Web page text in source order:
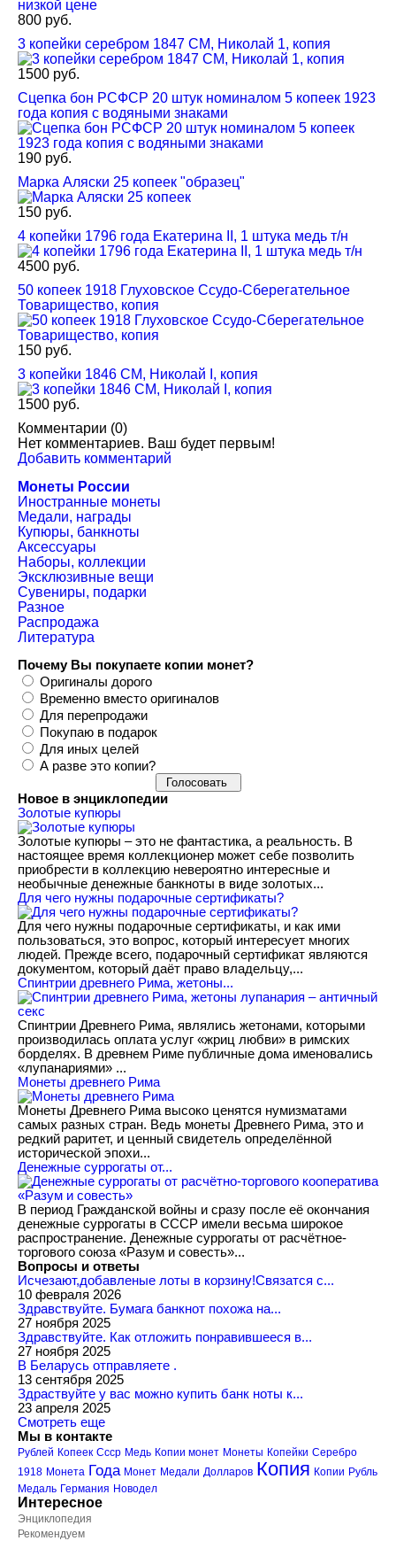
800 руб.
3 копейки серебром 1847 СМ, Николай 1, копия
1500 руб.
Сцепка бон РСФСР 20 штук номиналом 5 копеек 1923
года копия с водяными знаками
190 руб.
Марка Аляски 25 копеек "образец"
150 руб.
4 копейки 1796 года Екатерина II, 1 штука медь т/н
4500 руб.
50 копеек 1918 Глуховское Ссудо-Сберегательное
Товарищество, копия
150 руб.
3 копейки 1846 СМ, Николай I, копия
1500 руб.
Комментарии (0)
Нет комментариев. Ваш будет первым!
Добавить комментарий
Монеты России
Иностранные монеты
Медали, награды
Купюры, банкноты
Аксессуары
Наборы, коллекции
Эксклюзивные вещи
Сувениры, подарки
Разное
Распродажа
Литература
Почему Вы покупаете копии монет?
Оригиналы дорого
Временно вместо оригиналов
Для перепродажи
Покупаю в подарок
Для иных целей
А разве это копии?
Новое в энциклопедии
Золотые купюры
Золотые купюры – это не фантастика, а реальность. В
настоящее время коллекционер может себе позволить
приобрести в коллекцию невероятно интересные и
необычные денежные банкноты в виде золотых...
​Для чего нужны подарочные сертификаты?
Для чего нужны подарочные сертификаты, и как ими
пользоваться, это вопрос, который интересует многих
людей. Прежде всего, подарочный сертификат являются
документом, который даёт право владельцу,...
Спинтрии древнего Рима, жетоны...
Спинтрии Древнего Рима, являлись жетонами, которыми
производилась оплата услуг «жриц любви» в римских
борделях. В древнем Риме публичные дома именовались
«лупанариями» ...
Монеты древнего Рима
Монеты Древнего Рима высоко ценятся нумизматами
самых разных стран. Ведь монеты Древнего Рима, это и
редкий раритет, и ценный свидетель определённой
исторической эпохи...
Денежные суррогаты от...
В период Гражданской войны и сразу после её окончания
денежные суррогаты в СССР имели весьма широкое
распространение. Денежные суррогаты от расчётное-
торгового союза «Разум и совесть»...
Вопросы и ответы
Исчезают,добавленые лоты в корзину!Связатся с...
10 февраля 2026
Здравствуйте. Бумага банкнот похожа на...
27 ноября 2025
Здравствуйте. Как отложить понравившееся в...
27 ноября 2025
В Беларусь отправляете .
13 сентября 2025
Здраствуйте у вас можно купить банк ноты к...
23 апреля 2025
Смотреть еще
Мы в контакте
Рублей Копеек Ссср Медь Копии монет Монеты Копейки Серебро
1918 Монета Года Монет Медали Долларов Копия Копии Рубль
Медаль Германия Новодел
Интересное
Энциклопедия
Рекомендуем